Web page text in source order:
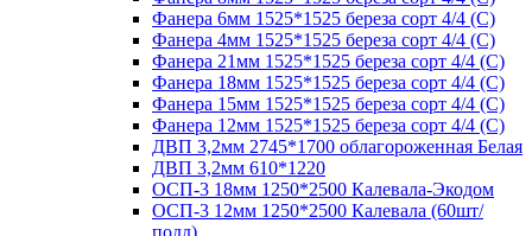
Фанера 6мм 1525*1525 береза сорт 4/4 (С)
Фанера 4мм 1525*1525 береза сорт 4/4 (С)
Фанера 21мм 1525*1525 береза сорт 4/4 (С)
Фанера 18мм 1525*1525 береза сорт 4/4 (С)
Фанера 15мм 1525*1525 береза сорт 4/4 (С)
Фанера 12мм 1525*1525 береза сорт 4/4 (С)
ДВП 3,2мм 2745*1700 облагороженная Белая
ДВП 3,2мм 610*1220
ОСП-3 18мм 1250*2500 Калевала-Экодом
ОСП-3 12мм 1250*2500 Калевала (60шт/
подд)